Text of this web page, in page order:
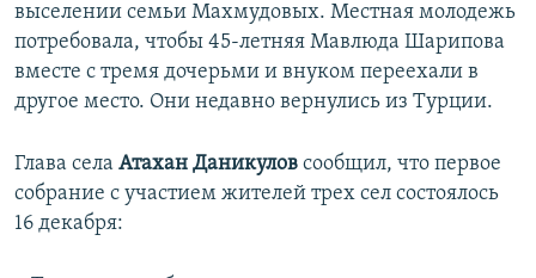
выселении семьи Махмудовых. Местная молодежь
потребовала, чтобы 45-летняя Мавлюда Шарипова
вместе с тремя дочерьми и внуком переехали в
другое место. Они недавно вернулись из Турции.
Глава села Атахан Даникулов сообщил, что первое
собрание с участием жителей трех сел состоялось
16 декабря: